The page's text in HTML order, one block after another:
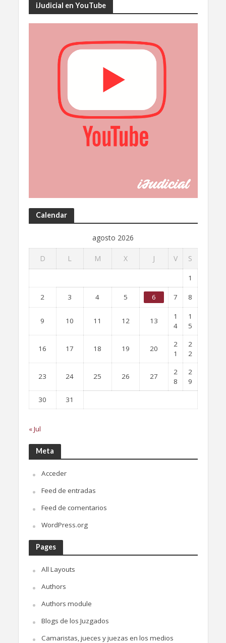
iJudicial en YouTube
Calendar
agosto 2026
D L M X J V S
1
2 3 4 5 6 7 8
9 10 11 12 13
1
4
1
5
16 17 18 19 20
2
1
2
2
23 24 25 26 27
2
8
2
9
30
31
« Jul
Meta
Acceder
Feed de entradas
Feed de comentarios
WordPress.org
Pages
All Layouts
Authors
Authors module
Blogs de los Juzgados
Camaristas, jueces y juezas en los medios